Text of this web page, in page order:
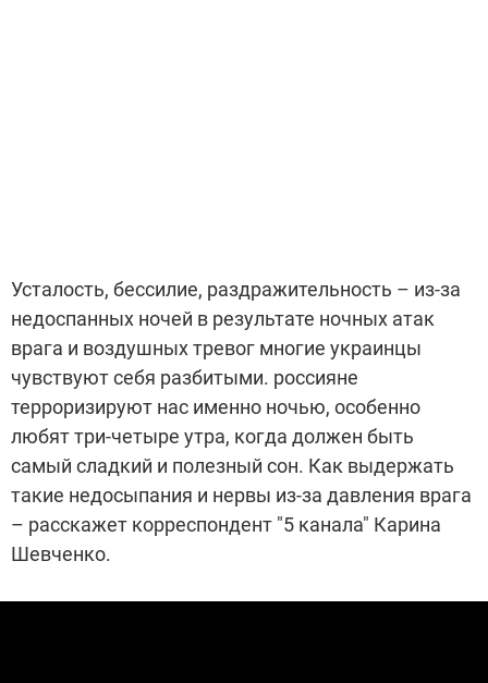
Усталость, бессилие, раздражительность – из-за
недоспанных ночей в результате ночных атак
врага и воздушных тревог многие украинцы
чувствуют себя разбитыми. россияне
терроризируют нас именно ночью, особенно
любят три-четыре утра, когда должен быть
самый сладкий и полезный сон. Как выдержать
такие недосыпания и нервы из-за давления врага
– расскажет корреспондент "5 канала" Карина
Шевченко.